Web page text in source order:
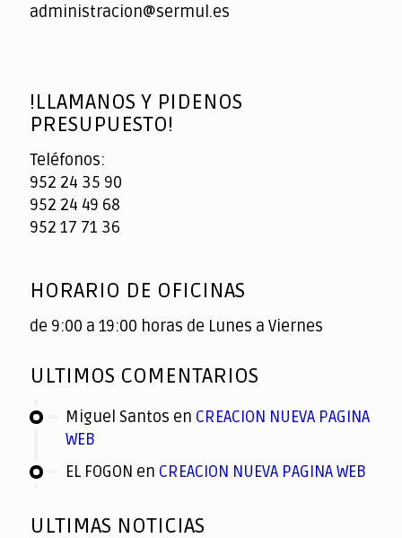
administracion@sermul.es
!LLAMANOS Y PIDENOS
PRESUPUESTO!
Teléfonos:
952 24 35 90
952 24 49 68
952 17 71 36
HORARIO DE OFICINAS
de 9:00 a 19:00 horas de Lunes a Viernes
ULTIMOS COMENTARIOS
Miguel Santos en CREACION NUEVA PAGINA
WEB
EL FOGON en CREACION NUEVA PAGINA WEB
ULTIMAS NOTICIAS